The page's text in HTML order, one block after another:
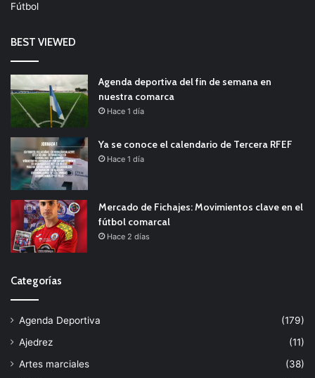
Fútbol
BEST VIEWED
Agenda deportiva del fin de semana en
nuestra comarca
Hace 1 día
Ya se conoce el calendario de Tercera RFEF
Hace 1 día
Mercado de Fichajes: Movimientos clave en el
fútbol comarcal
Hace 2 días
Categorías
Agenda Deportiva
(179)
Ajedrez
(11)
Artes marciales
(38)